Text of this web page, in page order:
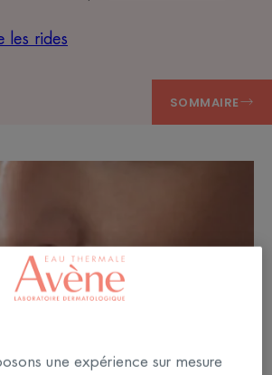
les rides
SOMMAIRE
une expérience sur mesure